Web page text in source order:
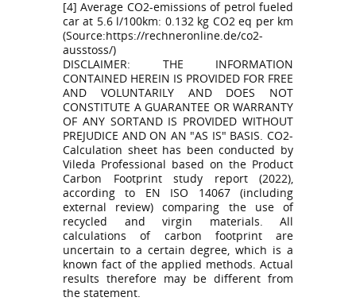
[4] Average CO2-emissions of petrol fueled
car at 5.6 l/100km: 0.132 kg CO2 eq per km
(Source:https://rechneronline.de/co2-
ausstoss/)
DISCLAIMER: THE INFORMATION
CONTAINED HEREIN IS PROVIDED FOR FREE
AND VOLUNTARILY AND DOES NOT
CONSTITUTE A GUARANTEE OR WARRANTY
OF ANY SORTAND IS PROVIDED WITHOUT
PREJUDICE AND ON AN "AS IS" BASIS. CO2-
Calculation sheet has been conducted by
Vileda Professional based on the Product
Carbon Footprint study report (2022),
according to EN ISO 14067 (including
external review) comparing the use of
recycled and virgin materials. All
calculations of carbon footprint are
uncertain to a certain degree, which is a
known fact of the applied methods. Actual
results therefore may be different from
the statement.